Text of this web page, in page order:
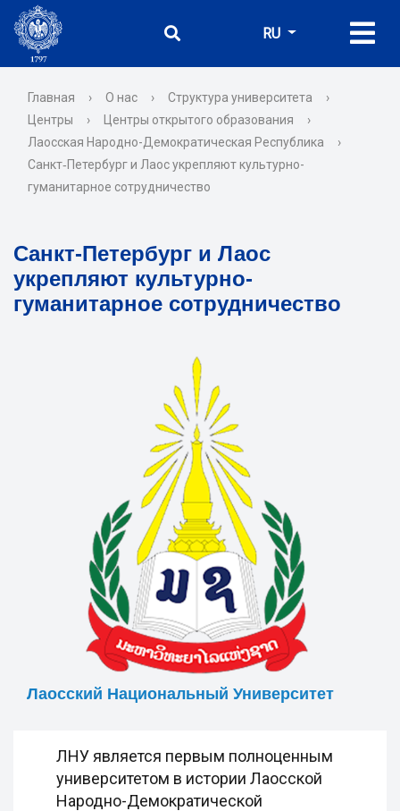
RU
Главная › О нас › Структура университета
›
Центры
› Центры открытого образования
›
Лаосская Народно-Демократическая Республика
›
Санкт‑Петербург и Лаос укрепляют культурно-
гуманитарное сотрудничество
Санкт‑Петербург и Лаос
укрепляют культурно-
гуманитарное сотрудничество
Лаосский Национальный Университет
ЛНУ является первым полноценным
университетом в истории Лаосской
Народно-Демократической